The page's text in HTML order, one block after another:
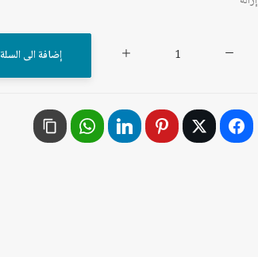
العربية
إضافة الى السلة